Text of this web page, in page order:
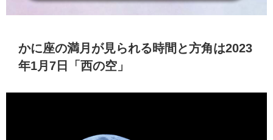
かに座の満月が見られる時間と方角は2023
年1月7日「西の空」